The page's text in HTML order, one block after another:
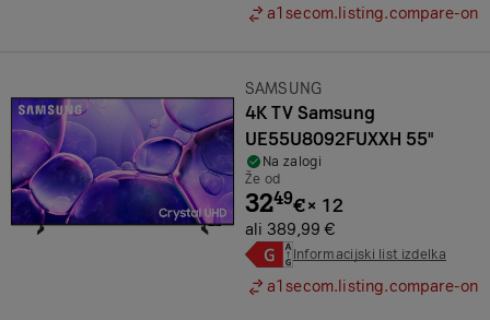
a1secom.listing.compare-on
Znamka:
SAMSUNG
4K TV Samsung
UE55U8092FUXXH 55"
Na zalogi
Že od
3249€× 12
ali 389,99 €
Informacijski list izdelka
a1secom.listing.compare-on